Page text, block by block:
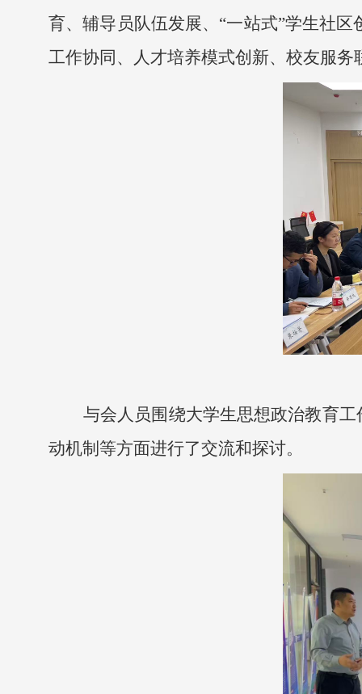
育、辅导员队伍发展、 “一站式”学生社
工作协同、人才培养模式创新、校友服
与会人员围绕大学生思想政治教育
动机制等方面进行了交流和探讨。